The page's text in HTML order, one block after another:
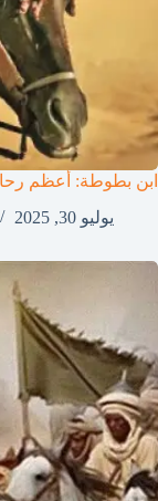
ابن بطوطة: أعظم
يوليو 30, 2025